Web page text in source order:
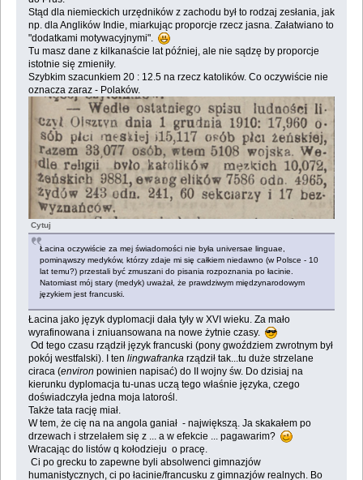
Stąd dla niemieckich urzędników z zachodu był to rodzaj zesłania, jak
np. dla Anglików Indie, miarkując proporcje rzecz jasna. Załatwiano to
"dodatkami motywacyjnymi".
Tu masz dane z kilkanaście lat później, ale nie sądzę by proporcje
istotnie się zmieniły.
Szybkim szacunkiem 20 : 12.5 na rzecz katolików. Co oczywiście nie
oznacza zaraz - Polaków.
Cytuj
Łacina oczywiście za mej świadomości nie była universae linguae,
pominąwszy medyków, którzy zdaje mi się całkiem niedawno (w Polsce - 10
lat temu?) przestali być zmuszani do pisania rozpoznania po łacinie.
Natomiast mój stary (medyk) uważał, że prawdziwym międzynarodowym
językiem jest francuski.
Łacina jako język dyplomacji dała tyły w XVI wieku. Za mało
wyrafinowana i zniuansowana na nowe żytnie czasy.
Od tego czasu rządził język francuski (pony gwoździem zwrotnym był
pokój westfalski). I ten lingwafranka rządził tak...tu duże strzelane
ciraca (environ powinien napisać) do II wojny św. Do dzisiaj na
kierunku dyplomacja tu-unas uczą tego właśnie języka, czego
doświadczyła jedna moja latorośl.
Także tata rację miał.
W tem, że cię na na angola ganiał - największą. Ja skakałem po
drzewach i strzelałem się z ... a w efekcie ... pagawarim?
Wracając do listów q kołodzieju o pracę.
Ci po grecku to zapewne byli absolwenci gimnazjów
humanistycznych, ci po łacinie/francusku z gimnazjów realnych. Bo